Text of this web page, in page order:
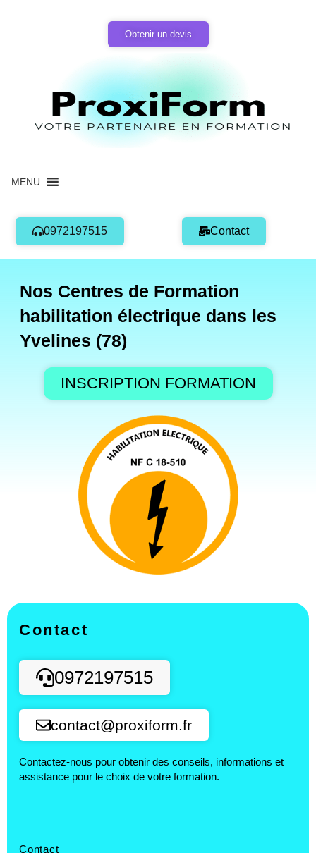
Obtenir un devis
MENU
0972197515 Contact
Nos Centres de Formation
habilitation électrique dans les
Yvelines (78)
INSCRIPTION FORMATION
Contact
0972197515
contact@proxiform.fr
Contactez-nous pour obtenir des conseils, informations et
assistance pour le choix de votre formation.
Contact